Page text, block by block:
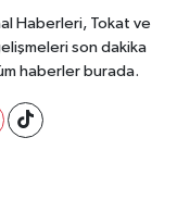
Haberleri, Tokat ve
son dakika
haberler burada.